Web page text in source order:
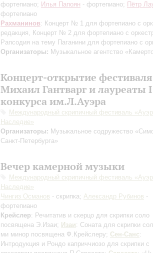
фортепиано; Илья Папоян - фортепиано; Пётр
фортепиано
Рахманинов: Концерт № 1 для фортепиано с
редакция, Концерт № 2 для фортепиано с
Рапсодия на тему Паганини для фортепиано с
Организаторы: Музыкальное агентство
Концерт-открытие фестиваля
Михаил Гантварг и лауреаты I
конкурса им.Л.Ауэра
Международный скрипичный фестиваль
Наследие»
Организаторы: Музыкальное содружество
Санкт-Петербурга»
Вечер камерной музыки
Международный скрипичный фестиваль
Наследие»
Чингиз Османов - скрипка; Александр Рубинов -
фортепиано
Крейслер: Речитатив и скерцо для скрипки соло
посвящена Э.Изаи; Изаи: Соната для скрипки
ми минор посвящена Ф.Крейслеру; Сен-Санс:
Интродукция и Рондо каприччиозо для скрипки с